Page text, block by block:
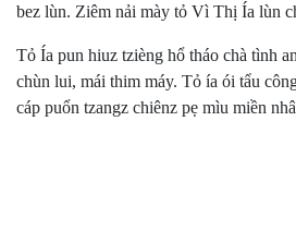
bez lùn. Ziêm nải mày tỏ Vì Thị Ía lùn
Tỏ Ía pun hiuz tzièng hổ tháo chà tình
chùn lui, mái thim máy. Tỏ ía ói tẩu
cáp puổn tzangz chiênz pẹ mìu miền
Thào Ly-